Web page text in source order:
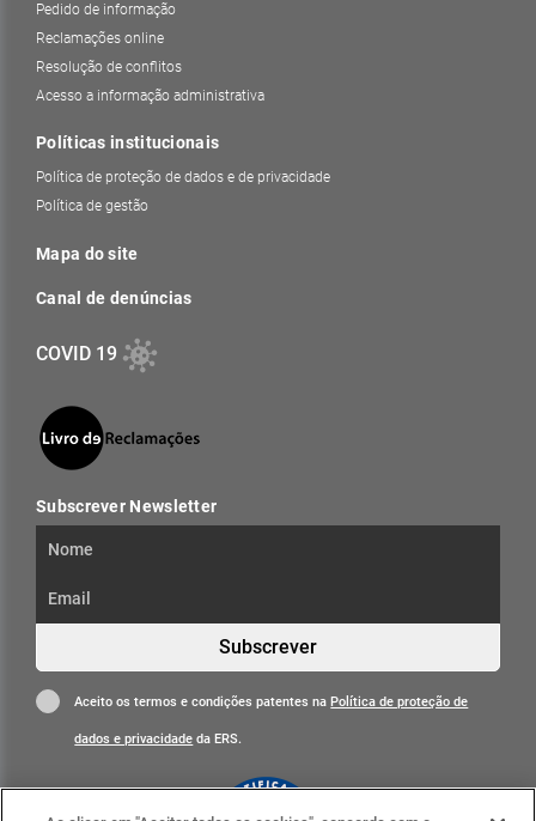
Pedido de informação
Reclamações online
Resolução de conflitos
Acesso a informação administrativa
Políticas institucionais
Política de proteção de dados e de privacidade
Política de gestão
Mapa do site
Canal de denúncias
COVID 19
Subscrever Newsletter
Subscrever
Aceito os termos e condições patentes naPolítica de proteção de
dados e privacidade da ERS.